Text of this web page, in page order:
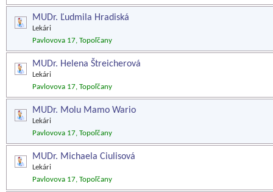
MUDr. Ľudmila Hradiská
Lekári
Pavlovova 17, Topoľčany
MUDr. Helena Štreicherová
Lekári
Pavlovova 17, Topoľčany
MUDr. Molu Mamo Wario
Lekári
Pavlovova 17, Topoľčany
MUDr. Michaela Ciulisová
Lekári
Pavlovova 17, Topoľčany